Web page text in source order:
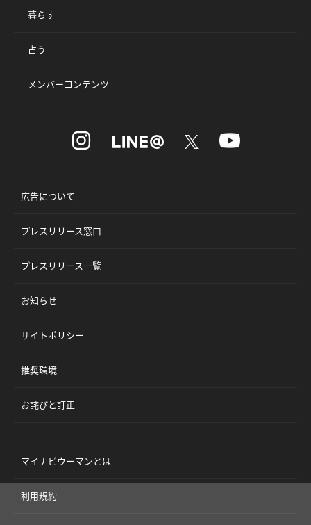
暮らす
占う
メンバーコンテンツ
広告について
プレスリリース窓口
プレスリリース一覧
お知らせ
サイトポリシー
推奨環境
お詫びと訂正
マイナビウーマンとは
利用規約